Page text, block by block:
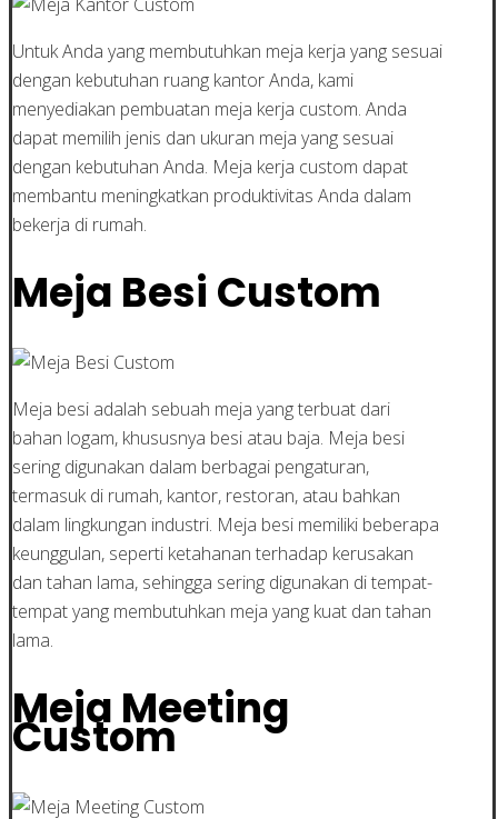
Untuk Anda yang membutuhkan meja kerja yang sesuai
dengan kebutuhan ruang kantor Anda, kami
menyediakan pembuatan meja kerja custom. Anda
dapat memilih jenis dan ukuran meja yang sesuai
dengan kebutuhan Anda. Meja kerja custom dapat
membantu meningkatkan produktivitas Anda dalam
bekerja di rumah.
Meja Besi Custom
Meja besi adalah sebuah meja yang terbuat dari
bahan logam, khususnya besi atau baja. Meja besi
sering digunakan dalam berbagai pengaturan,
termasuk di rumah, kantor, restoran, atau bahkan
dalam lingkungan industri. Meja besi memiliki beberapa
keunggulan, seperti ketahanan terhadap kerusakan
dan tahan lama, sehingga sering digunakan di tempat-
tempat yang membutuhkan meja yang kuat dan tahan
lama.
Meja Meeting
Custom